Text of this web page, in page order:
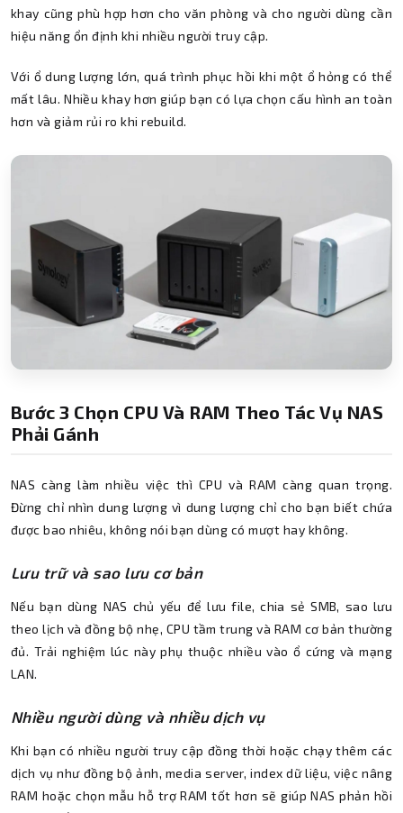
khay cũng phù hợp hơn cho văn phòng và cho người dùng cần
hiệu năng ổn định khi nhiều người truy cập.
Với ổ dung lượng lớn, quá trình phục hồi khi một ổ hỏng có thể
mất lâu. Nhiều khay hơn giúp bạn có lựa chọn cấu hình an toàn
hơn và giảm rủi ro khi rebuild.
Bước 3 Chọn CPU Và RAM Theo Tác Vụ NAS
Phải Gánh
NAS càng làm nhiều việc thì CPU và RAM càng quan trọng.
Đừng chỉ nhìn dung lượng vì dung lượng chỉ cho bạn biết chứa
được bao nhiêu, không nói bạn dùng có mượt hay không.
Lưu trữ và sao lưu cơ bản
Nếu bạn dùng NAS chủ yếu để lưu file, chia sẻ SMB, sao lưu
theo lịch và đồng bộ nhẹ, CPU tầm trung và RAM cơ bản thường
đủ. Trải nghiệm lúc này phụ thuộc nhiều vào ổ cứng và mạng
LAN.
Nhiều người dùng và nhiều dịch vụ
Khi bạn có nhiều người truy cập đồng thời hoặc chạy thêm các
dịch vụ như đồng bộ ảnh, media server, index dữ liệu, việc nâng
RAM hoặc chọn mẫu hỗ trợ RAM tốt hơn sẽ giúp NAS phản hồi